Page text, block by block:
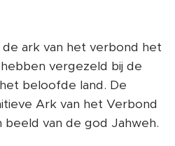
ark van het verbond het
vergezeld bij de
beloofde land. De
Ark van het Verbond
van de god Jahweh.